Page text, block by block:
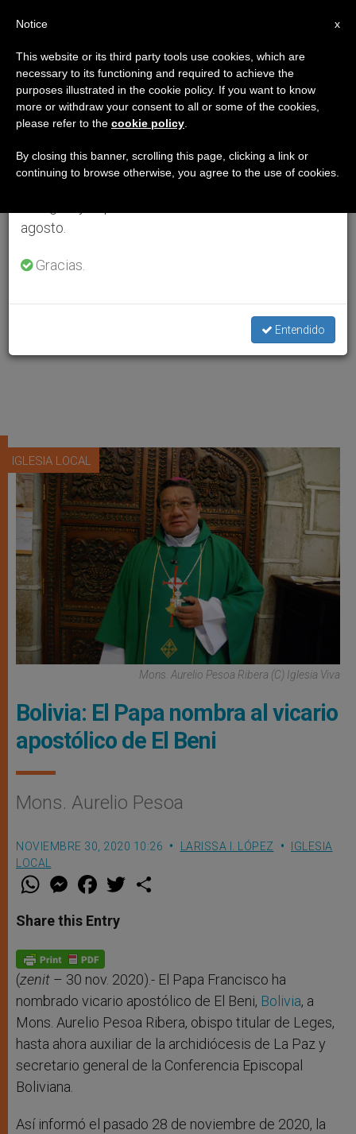
IGLESIA LOCAL
Mons. Aurelio Pesoa Ribera (C) Iglesia Viva
Bolivia: El Papa nombra al vicario
apostólico de El Beni
Mons. Aurelio Pesoa
NOVIEMBRE 30, 2020 10:26 LARISSA I. LÓPEZ
IGLESIA
LOCAL
W
t
s
p
p
M
e
s
e
g
e
r
F
a
e
b
o
k
w
Share this Entry
(zenit – 30 nov. 2020).- El Papa Francisco ha
nombrado vicario apostólico de El Beni, Bolivia, a
Mons. Aurelio Pesoa Ribera, obispo titular de Leges,
hasta ahora auxiliar de la archidiócesis de La Paz y
secretario general de la Conferencia Episcopal
Boliviana.
Así informó el pasado 28 de noviembre de 2020, la
×
Aviso importante
Del 27 de julio al 7 de agosto haremos la pausa
anual, aprovechando que en el periodo de verano
se generan menos informaciones y también el
agosto.
Gracias.
Entendido
x
Notice
This website or its third party tools use cookies, which are
necessary to its functioning and required to achieve the
purposes illustrated in the cookie policy. If you want to know
more or withdraw your consent to all or some of the cookies,
please refer to the cookie policy
By closing this banner, scrolling this page, clicking a link or
continuing to browse otherwise, you agree to the use of cookies.